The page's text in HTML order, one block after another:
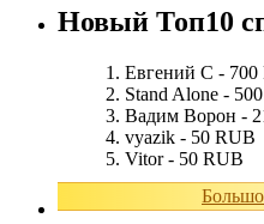
Новый Топ10
Евгений С - 700
Stand Alone -
Вадим Ворон -
vyazik - 50 RUB
Vitor - 50 RUB